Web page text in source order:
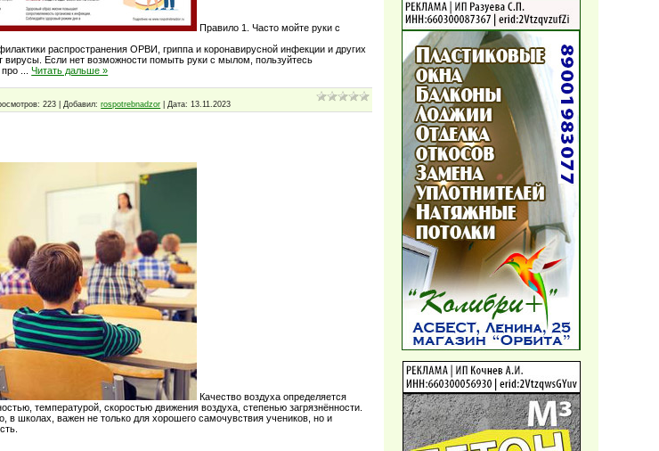
Правило 1. Часто мойте руки с
распространения ОРВИ, гриппа и коронавирусной инфекции и других
Если нет возможности помыть руки с мылом, пользуйтесь
...Читать дальше »
223 | Добавил:rospotrebnadzor | Дата:13.11.2023
Качество воздуха определяется
температурой, скоростью движения воздуха, степенью загрязнённости.
в школах, важен не только для хорошего самочувствия учеников, но и